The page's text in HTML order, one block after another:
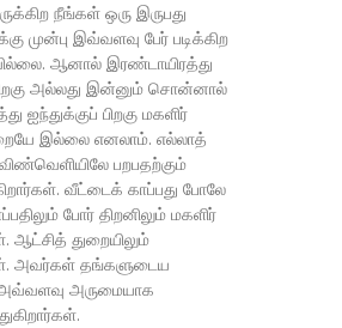
நீங்கள் ஒரு இருபது
முன்பு இவ்வளவு பேர் படிக்கிற
ஆனால் இரண்டாயிரத்து
அல்லது இன்னும் சொன்னால்
ஐந்துக்குப் பிறகு மகளிர்
இல்லை எனலாம். எல்லாத்
பறபதற்கும்
வீட்டைக் காப்பது போலே
போர் திறனிலும் மகளிர்
ஆட்சித் துறையிலும்
அவர்கள் தங்களுடைய
அருமையாக